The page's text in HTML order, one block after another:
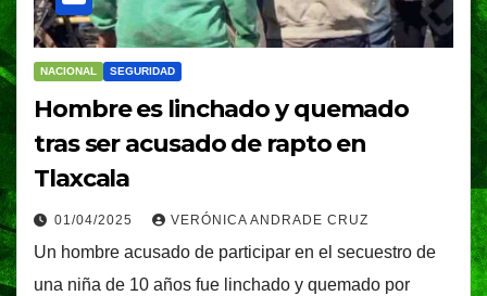
NACIONAL SEGURIDAD
Hombre es linchado y quemado
tras ser acusado de rapto en
Tlaxcala
01/04/2025 VERÓNICA ANDRADE CRUZ
Un hombre acusado de participar en el secuestro de
una niña de 10 años fue linchado y quemado por